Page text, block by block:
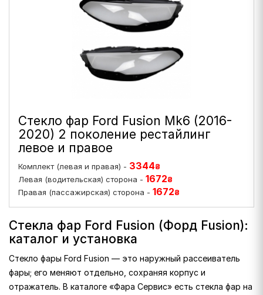
Стекло фар Ford Fusion Mk6 (2016-
2020) 2 поколение рестайлинг
левое и правое
Комплект (левая и правая) - 3344₴
Левая (водительская) сторона - 1672₴
Правая (пассажирская) сторона - 1672₴
Стекла фар Ford Fusion (Форд Fusion):
каталог и установка
Стекло фары Ford Fusion — это наружный рассеиватель
фары; его меняют отдельно, сохраняя корпус и
отражатель. В каталоге «Фара Сервис» есть стекла фар на